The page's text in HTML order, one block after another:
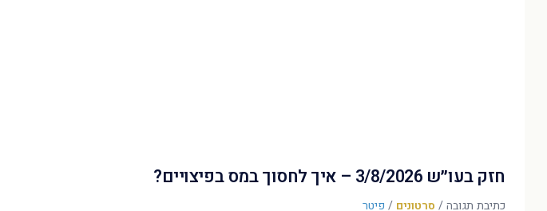
חזק בעו״ש 3/8/2026 – איך לחסוך במס בפיצויים?
כתיבת תגובה/ סרטונים / פיטר